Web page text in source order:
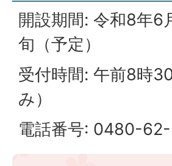
開設期間: 令和8年6
旬（予定）
受付時間: 午前8時
み）
電話番号: 0480-62-